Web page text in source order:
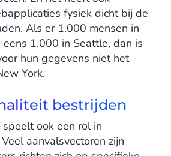
fysiek dicht bij de
Als er 1.000 mensen in
eens 1.000 in Seattle, dan is
hun gegevens niet het
York.
bestrijden
ook een rol in
aanvalsvectoren zijn